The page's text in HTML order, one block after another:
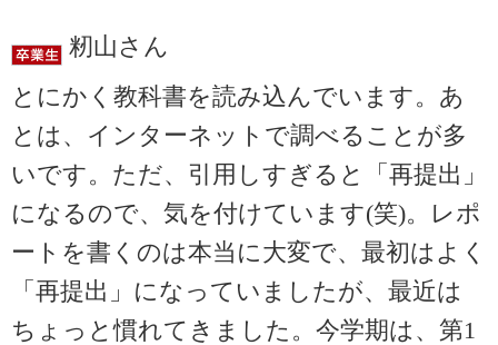
籾山さん
とにかく教科書を読み込んでいます。あ
とは、インターネットで調べることが多
いです。ただ、引用しすぎると「再提出」
になるので、気を付けています(笑)。レポ
ートを書くのは本当に大変で、最初はよく
「再提出」になっていましたが、最近は
ちょっと慣れてきました。今学期は、第1